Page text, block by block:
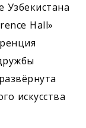
Узбекистана
Hall»
искусства